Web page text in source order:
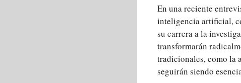
En una reciente
inteligencia artificial,
su carrera a la
transformarán
tradicionales, como la
seguirán siendo